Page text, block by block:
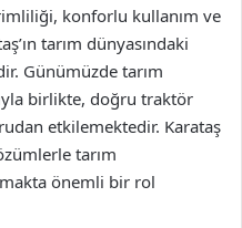
konforlu kullanım ve
tarım dünyasındaki
Günümüzde tarım
birlikte, doğru traktör
etkilemektedir. Karataş
tarım
önemli bir rol